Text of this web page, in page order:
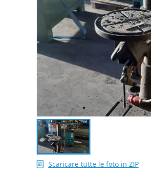
Scaricare tutte le foto in ZIP